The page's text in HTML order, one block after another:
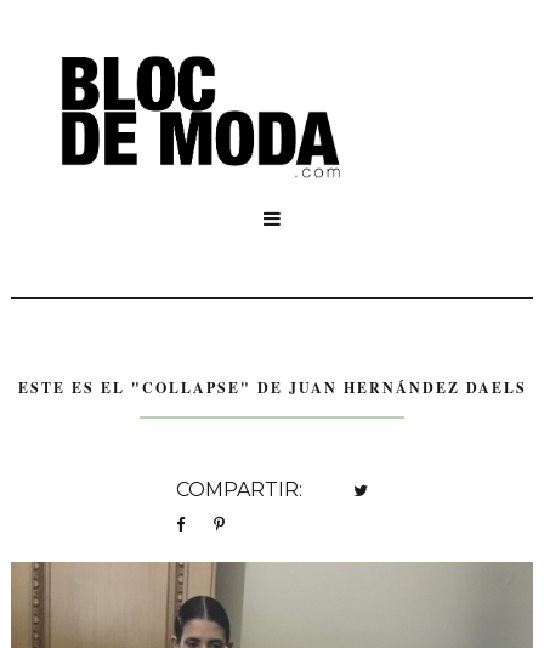

ESTE ES EL "COLLAPSE" DE JUAN HERNÁNDEZ DAELS
COMPARTIR: